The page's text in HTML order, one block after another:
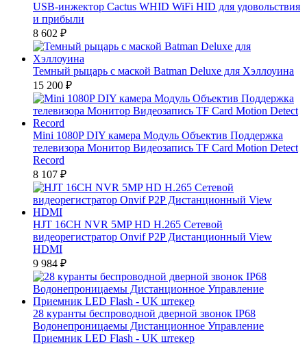
USB-инжектор Cactus WHID WiFi HID для удовольствия
и прибыли
8 602 ₽
Темный рыцарь с маской Batman Deluxe для Хэллоуина
15 200 ₽
Mini 1080P DIY камера Модуль Объектив Поддержка
телевизора Монитор Видеозапись TF Card Motion Detect
Record
8 107 ₽
HJT 16CH NVR 5MP HD H.265 Сетевой
видеорегистратор Onvif P2P Дистанционный View
HDMI
9 984 ₽
28 куранты беспроводной дверной звонок IP68
Водонепроницаемы Дистанционное Управление
Приемник LED Flash - UK штекер